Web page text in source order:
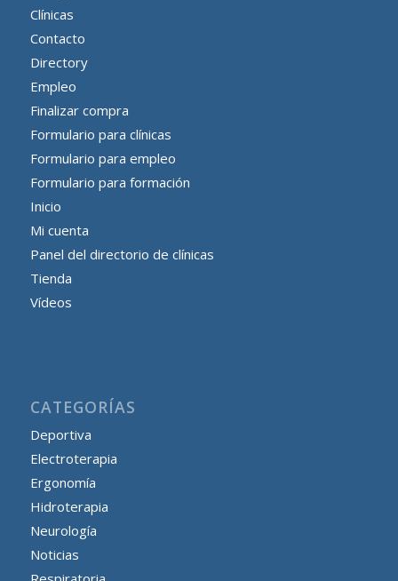
Clínicas
Contacto
Directory
Empleo
Finalizar compra
Formulario para clínicas
Formulario para empleo
Formulario para formación
Inicio
Mi cuenta
Panel del directorio de clínicas
Tienda
Vídeos
CATEGORÍAS
Deportiva
Electroterapia
Ergonomía
Hidroterapia
Neurología
Noticias